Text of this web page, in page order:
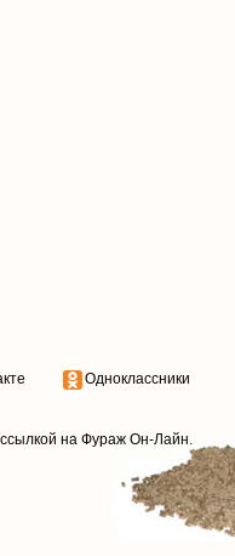
Одноклассники
на Фураж Он-Лайн.